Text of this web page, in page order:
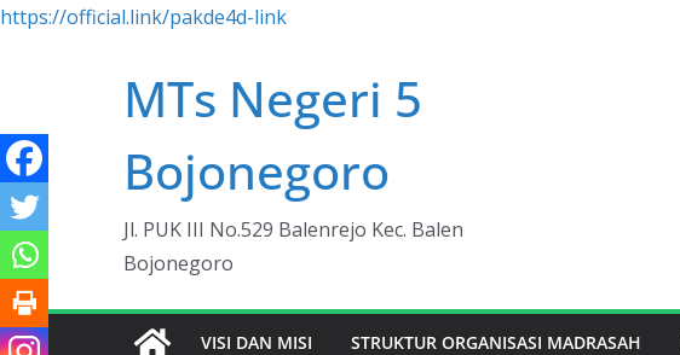
https://official.link/pakde4d-link
MTs Negeri 5
Bojonegoro
Jl. PUK III No.529 Balenrejo Kec. Balen
Bojonegoro
VISI DAN MISI STRUKTUR ORGANISASI MADRASAH